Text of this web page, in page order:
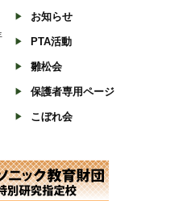
お知らせ
PTA活動
雛松会
保護者専用ページ
こぼれ会